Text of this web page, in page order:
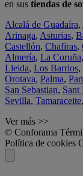
en sus tiendas de
Alcalá de Guadaíra,
Arinaga, Asturias,
Castellón, Chafiras,
Almería, La Coruña,
Lleida, Los Barrios,
Orotava, Palma,
San Sebastian, Sant
Sevilla, Tamaraceite,
Ver más >>
© Conforama
Política de cookies